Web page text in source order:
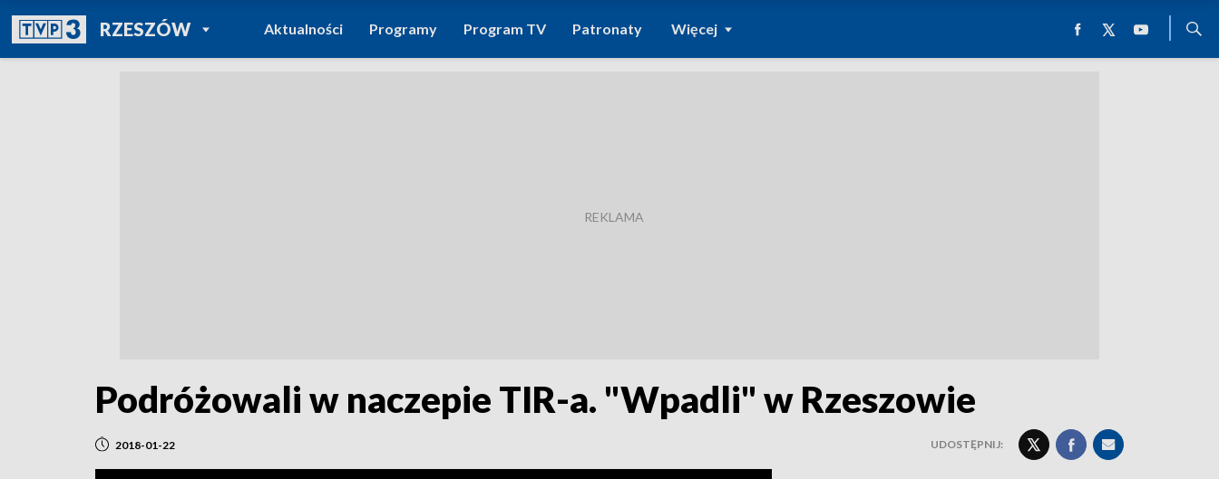
RZESZÓWPOWRÓT DO
TVP REGIONY
Aktualności Programy Program TV Patronaty Więcej
Podróżowali w naczepie TIR-a. "Wpadli" w Rzeszowie
2018-01-22 UDOSTĘPNIJ: